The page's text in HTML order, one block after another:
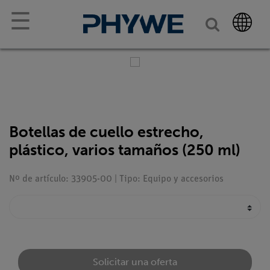
☰
Botellas de cuello estrecho,
plástico, varios tamaños (250 ml)
Nº de artículo: 33905-00 | Tipo: Equipo y accesorios
Solicitar una oferta